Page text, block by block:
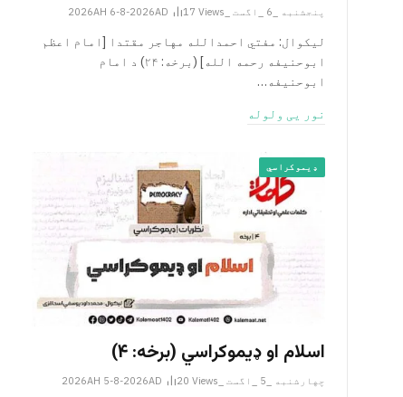
پنجشنبه _6 _اگست _2026AH 6-8-2026AD 17 Views
لیکوال: مفتي احمدالله مهاجر مقتدا [امام اعظم
ابوحنیفه رحمه الله‎] (برخه: ۲۴) د امام
ابوحنيفه…
نور یی ولوله
ډیموکراسي
اسلام او ډیموکراسي (برخه: ۴)
چهارشنبه _5 _اگست _2026AH 5-8-2026AD 20 Views